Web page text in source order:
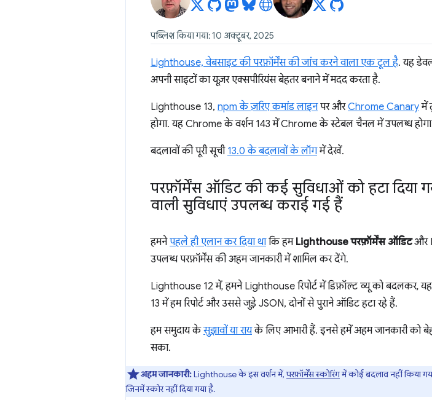
पब्लिश किया गया: 10 अक्टूबर, 2025
Lighthouse, वेबसाइट की परफ़ॉर्मेंस की जांच करने वाला एक टूल है. यह
अपनी साइटों का यूज़र एक्सपीरियंस बेहतर बनाने में मदद करता है.
Lighthouse 13, npm के ज़रिए कमांड लाइनपर औरChrome Canaryमें
होगा. यह Chrome के वर्शन 143 में Chrome के स्टेबल चैनल में उपलब्ध
बदलावों की पूरी सूची 13.0 के बदलावों के लॉगमें देखें.
परफ़ॉर्मेंस ऑडिट की कई सुविधाओं को हटा दिया
वाली सुविधाएं उपलब्ध कराई गई हैं
हमनेपहले ही एलान कर दिया थाकि हम Lighthouse परफ़ॉर्मेंस ऑडिटऔर
उपलब्ध परफ़ॉर्मेंस की अहम जानकारी में शामिल कर देंगे.
Lighthouse 12 में, हमने Lighthouse रिपोर्ट में डिफ़ॉल्ट व्यू को बदलकर,
13 में हम रिपोर्ट और उससे जुड़े JSON, दोनों से पुराने ऑडिट हटा रहे हैं.
हम समुदाय केसुझावों या रायके लिए आभारी हैं. इनसे हमें अहम जानकारी को
सका.
अहम जानकारी:Lighthouse के इस वर्शन में,परफ़ॉर्मेंस स्कोरिंगमें कोई बदलाव नहीं किया
जिनमें स्कोर नहीं दिया गया है.